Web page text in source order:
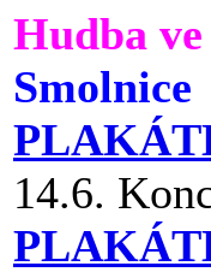
Hudba
Smolnice
14.6.